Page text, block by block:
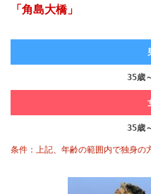
「角島大橋」
35歳
35歳
条件：上記、年齢の範囲内で独身の